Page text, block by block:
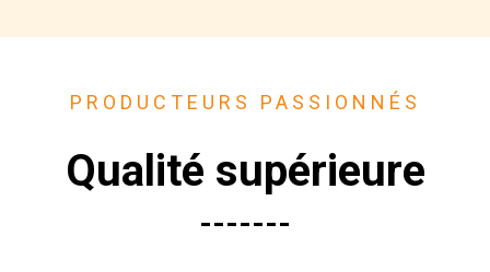
PRODUCTEURS PASSIONNÉS
Qualité supérieure